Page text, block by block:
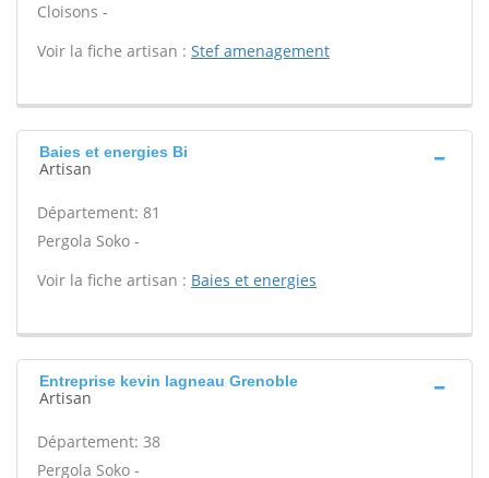
Cloisons -
Voir la fiche artisan : Stef amenagement
Baies et energies Bi
Artisan
Département: 81
Pergola Soko -
Voir la fiche artisan : Baies et energies
Entreprise kevin lagneau Grenoble
Artisan
Département: 38
Pergola Soko -